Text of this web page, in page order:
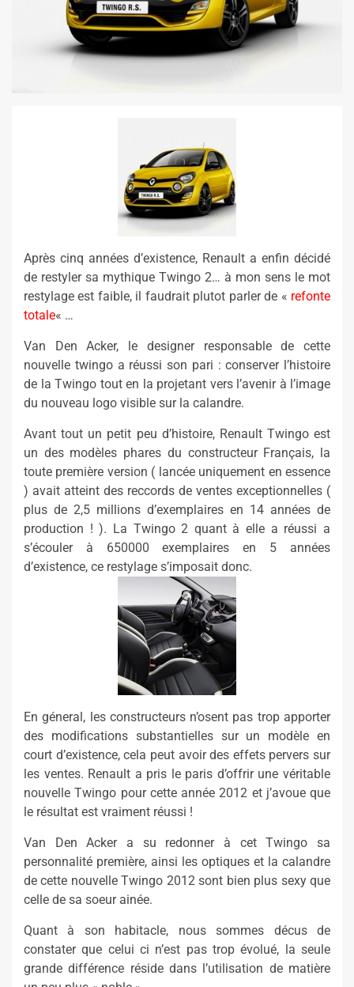
Après cinq années d’existence, Renault a enfin décidé
de restyler sa mythique Twingo 2… à mon sens le mot
restylage est faible, il faudrait plutot parler de « refonte
totale« …
Van Den Acker, le designer responsable de cette
nouvelle twingo a réussi son pari : conserver l’histoire
de la Twingo tout en la projetant vers l’avenir à l’image
du nouveau logo visible sur la calandre.
Avant tout un petit peu d’histoire, Renault Twingo est
un des modèles phares du constructeur Français, la
toute première version ( lancée uniquement en essence
) avait atteint des reccords de ventes exceptionnelles (
plus de 2,5 millions d’exemplaires en 14 années de
production ! ). La Twingo 2 quant à elle a réussi a
s’écouler à 650000 exemplaires en 5 années
d’existence, ce restylage s’imposait donc.
En géneral, les constructeurs n’osent pas trop apporter
des modifications substantielles sur un modèle en
court d’existence, cela peut avoir des effets pervers sur
les ventes. Renault a pris le paris d’offrir une véritable
nouvelle Twingo pour cette année 2012 et j’avoue que
le résultat est vraiment réussi !
Van Den Acker a su redonner à cet Twingo sa
personnalité première, ainsi les optiques et la calandre
de cette nouvelle Twingo 2012 sont bien plus sexy que
celle de sa soeur ainée.
Quant à son habitacle, nous sommes décus de
constater que celui ci n’est pas trop évolué, la seule
grande différence réside dans l’utilisation de matière